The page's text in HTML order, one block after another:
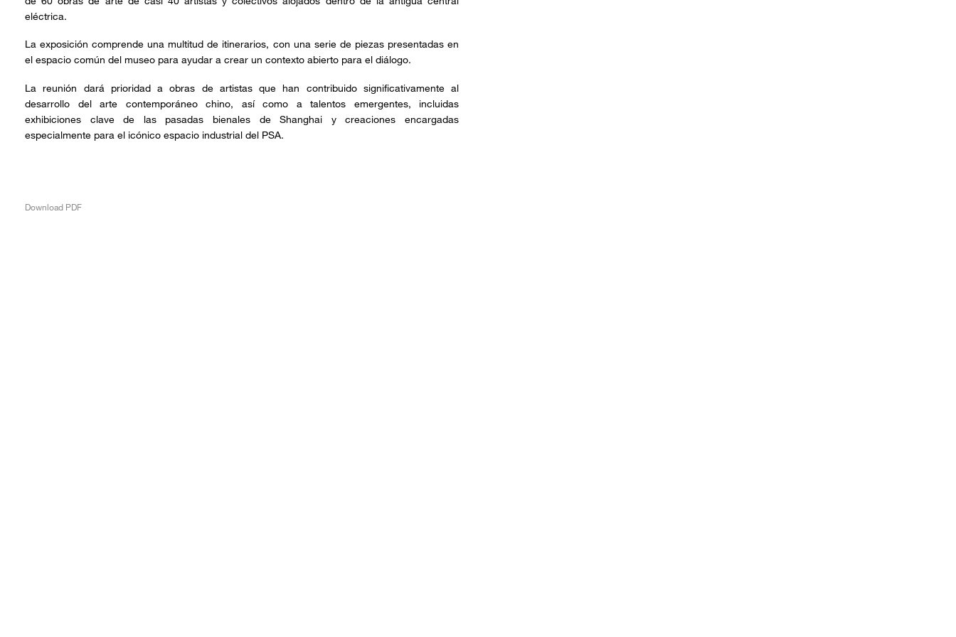
eléctrica.
La exposición comprende una multitud de itinerarios, con una serie de piezas presentadas en
el espacio común del museo para ayudar a crear un contexto abierto para el diálogo.
La reunión dará prioridad a obras de artistas que han contribuido significativamente al
desarrollo del arte contemporáneo chino, así como a talentos emergentes, incluidas
exhibiciones clave de las pasadas bienales de Shanghai y creaciones encargadas
especialmente para el icónico espacio industrial del PSA.
Download PDF